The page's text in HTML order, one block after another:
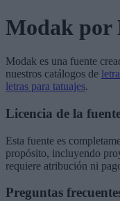
Modak por
Modak es una fuente
nuestros catálogos de
letras para tatuajes.
Licencia de la
Esta fuente es
propósito, incluyendo
requiere atribución ni
Preguntas